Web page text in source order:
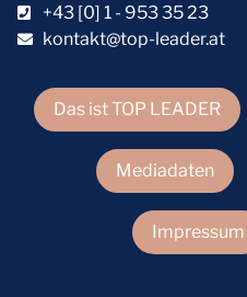
Das ist TOP LEADER
Mediadaten
Impressum
+43 [0] 1 - 953 35 23
kontakt@top-leader.at